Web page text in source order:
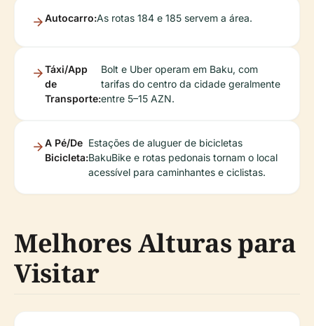
Autocarro:As rotas 184 e 185 servem a área.
Táxi/App
de
Transporte:
Bolt e Uber operam em Baku, com
tarifas do centro da cidade geralmente
entre 5–15 AZN.
A Pé/De
Bicicleta:
Estações de aluguer de bicicletas
BakuBike e rotas pedonais tornam o local
acessível para caminhantes e ciclistas.
Melhores Alturas para
Visitar